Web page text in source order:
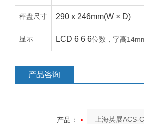
秤盘尺寸 290 x 246mm(W × D)
显示 LCD 6 6 6位数，字高
产品咨询
产品：